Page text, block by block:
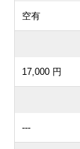
空有
17,000 円
---